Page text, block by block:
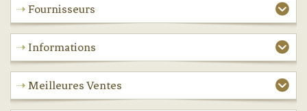
Fournisseurs
Informations
Meilleures Ventes